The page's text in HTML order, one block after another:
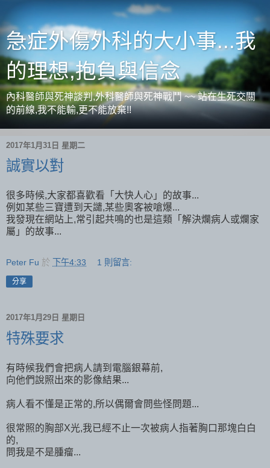
急症外傷外科的大小事...我
的理想,抱負與信念
內科醫師與死神談判,外科醫師與死神戰鬥 ~~ 站在生死交關
的前線,我不能輸,更不能放棄!!
2017年1月31日 星期二
誠實以對
很多時候,大家都喜歡看「大快人心」的故事...
例如某些三寶遭到天譴,某些奧客被嗆爆...
我發現在網站上,常引起共鳴的也是這類「解決爛病人或爛家
屬」的故事...
Peter Fu 於 下午4:33 1 則留言:
分享
2017年1月29日 星期日
特殊要求
有時候我們會把病人請到電腦銀幕前,
向他們說照出來的影像結果...
病人看不懂是正常的,所以偶爾會問些怪問題...
很常照的胸部X光,我已經不止一次被病人指著胸口那塊白白
的,
問我是不是腫瘤...